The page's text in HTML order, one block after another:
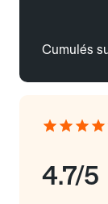
Cumulés
4.7/5